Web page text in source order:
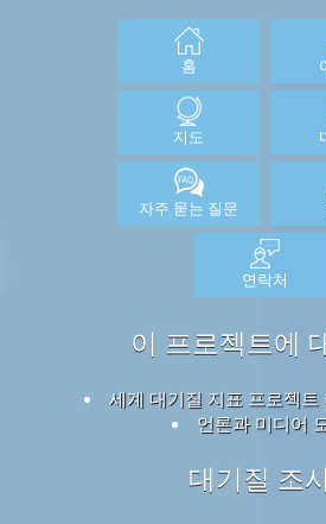
홈
지도
자주 묻는 질문
연락처
이 프로젝트에
세계 대기질 지표 프로젝트
언론과 미디어
대기질 조